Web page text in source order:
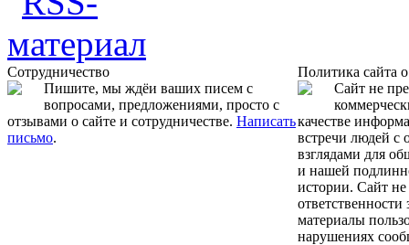
Сотрудничество
Пишите, мы ждёи ваших писем с
вопросами, предложениями, просто с
отзывами о сайте и сотрудничестве. Написать
письмо.
Политика сайта
Сайт не
качестве
встречи людей с
взглядами для
и нашей
истории. Сайт не
материалы
нарушениях